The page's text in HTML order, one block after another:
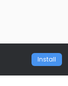
Install